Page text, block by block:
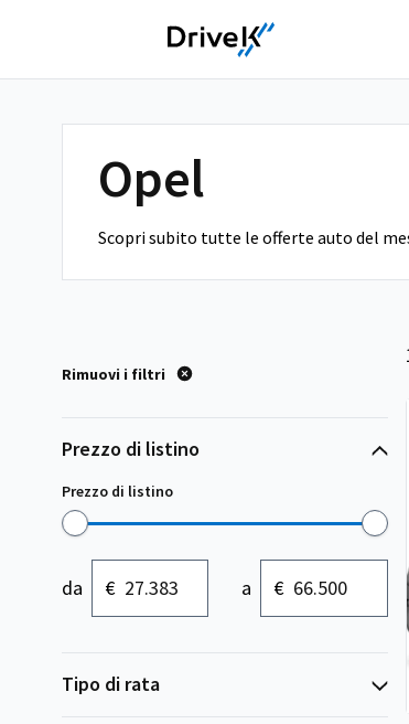
Opel
Scopri subito tutte le offerte auto del
Rimuovi i filtri
Prezzo di listino
Prezzo di listino
da € a €
Tipo di rata